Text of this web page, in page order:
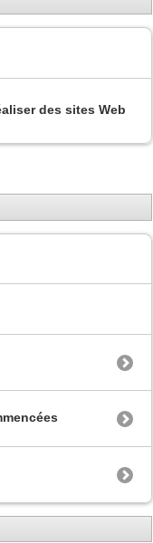
des sites Web